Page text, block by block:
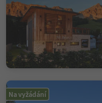
Na vyžádání